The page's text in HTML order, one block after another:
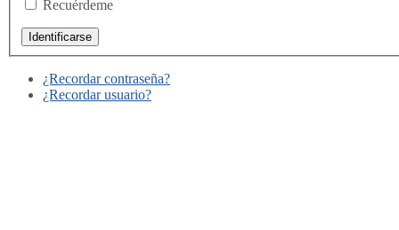
Recuérdeme
¿Recordar contraseña?
¿Recordar usuario?